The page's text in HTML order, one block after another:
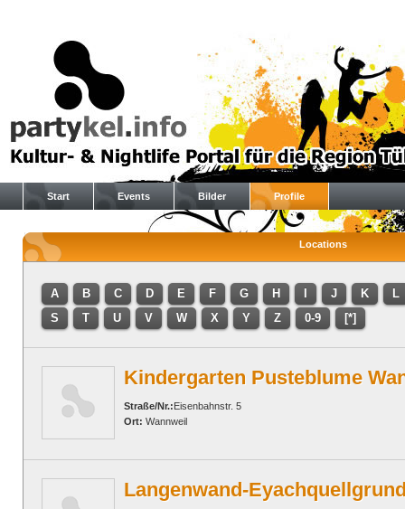
Start Events Bilder Profile
Locations
A B C D E F G H J K
L
S
T U V W X Y Z 0-9 [*]
Kindergarten Pusteblume
Straße/Nr.:Eisenbahnstr. 5
Ort: Wannweil
Langenwand-